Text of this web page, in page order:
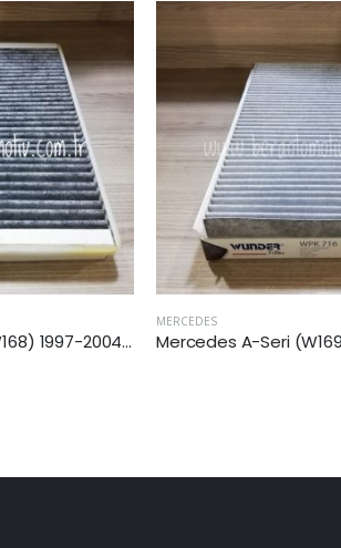
Mercedes A-Seri (W169) 2009-2012 Arası A 160 Karbonlu Kabin Filtresi
MERCEDES